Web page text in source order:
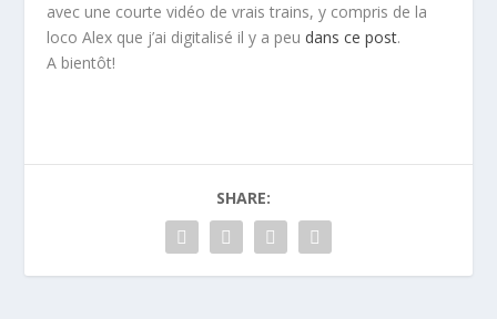
avec une courte vidéo de vrais trains, y compris de la
loco Alex que j’ai digitalisé il y a peu dans ce post.
A bientôt!
SHARE: